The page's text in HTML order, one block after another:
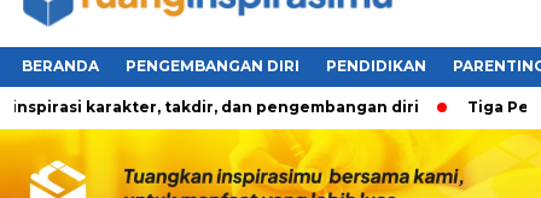
BERANDA PENGEMBANGAN DIRI PENDIDIKAN
karakter, takdir, dan pengembangan diri Tiga